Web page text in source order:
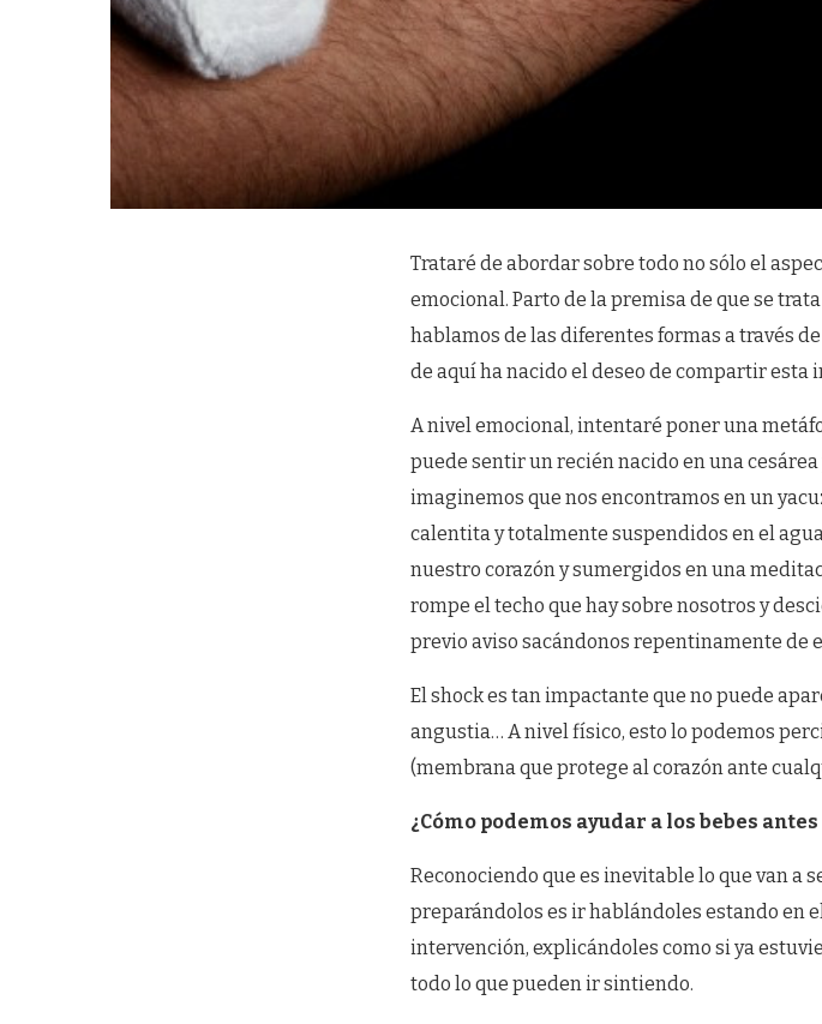
Trataré de abordar sobre todo no sólo el
emocional. Parto de la premisa de que se
hablamos de las diferentes formas a través
de aquí ha nacido el deseo de compartir esta
A nivel emocional, intentaré poner una
puede sentir un recién nacido en una
imaginemos que nos encontramos en un
calentita y totalmente suspendidos en el
nuestro corazón y sumergidos en una
rompe el techo que hay sobre nosotros y
previo aviso sacándonos repentinamente de
El shock es tan impactante que no puede
angustia… A nivel físico, esto lo podemos
(membrana que protege al corazón ante
¿Cómo podemos ayudar a los bebes
Reconociendo que es inevitable lo que van a
preparándolos es ir hablándoles estando en
intervención, explicándoles como si ya
todo lo que pueden ir sintiendo.